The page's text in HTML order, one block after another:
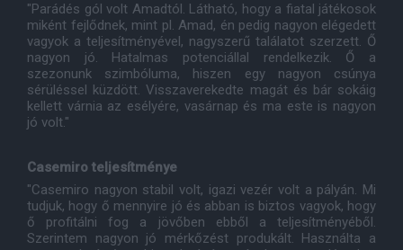
"Parádés gól volt Amadtól. Látható, hogy a fiatal játékosok
miként fejlődnek, mint pl. Amad, én pedig nagyon elégedett
vagyok a teljesítményével, nagyszerű találatot szerzett. Ő
nagyon jó. Hatalmas potenciállal rendelkezik. Ő a
szezonunk szimbóluma, hiszen egy nagyon csúnya
sérüléssel küzdött. Visszaverekedte magát és bár sokáig
kellett várnia az esélyére, vasárnap és ma este is nagyon
jó volt."
Casemiro teljesítménye
"Casemiro nagyon stabil volt, igazi vezér volt a pályán. Mi
tudjuk, hogy ő mennyire jó és abban is biztos vagyok, hogy
ő profitálni fog a jövőben ebből a teljesítményéből.
Szerintem nagyon jó mérkőzést produkált. Használta a